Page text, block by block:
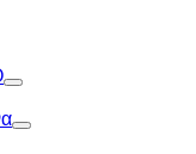
Toggle
Toggle